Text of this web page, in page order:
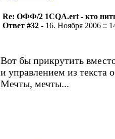
Re: ОФФ/2 1CQA.ert - кто
Ответ #32 - 16. Ноября 2006 ::
Вот бы прикрутить
и управлением из текста
Мечты, мечты...